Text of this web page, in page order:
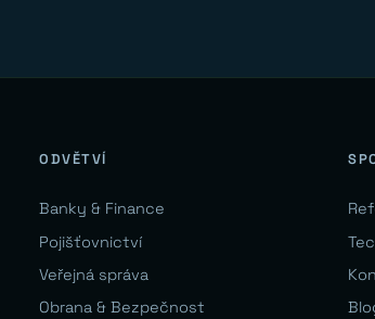
ODVĚTVÍ
Banky & Finance
Pojišťovnictví
Veřejná správa
Obrana & Bezpečnost